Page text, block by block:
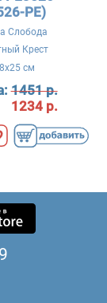
PE)
Слобода
Крест
см
1451 р.
1234 р.